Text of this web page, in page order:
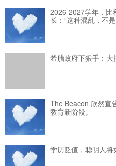
2026-2027学年，比
长：“这种混乱，不
希腊政府下狠手：
The Beacon 欣然宣
教育新阶段。
学历贬值，聪明人将